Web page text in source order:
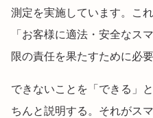
測定を実施しています。こ
「お客様に適法・安全なス
限の責任を果たすために必
できないことを「できる」
ちんと説明する。それがス